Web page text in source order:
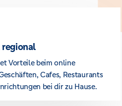
Vorteile beim online
Cafes, Restaurants
bei dir zu Hause.